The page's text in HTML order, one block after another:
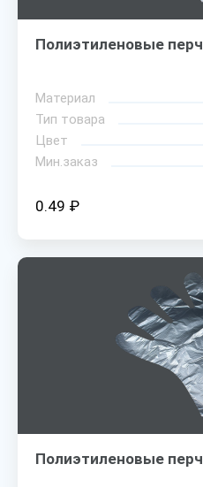
Полиэтиленовые
Материал
Тип товара
Цвет
Мин.заказ
0.49 ₽
Полиэтиленовые